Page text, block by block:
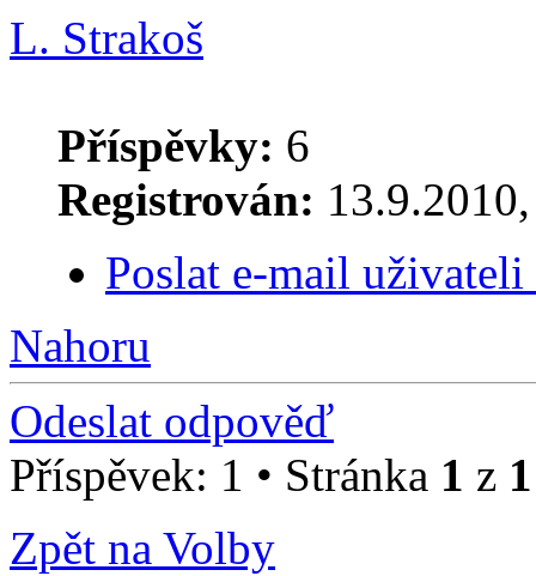
L. Strakoš
Příspěvky: 6
Registrován:
Poslat e-mail
Nahoru
Odeslat odpověď
Příspěvek: 1 • Stránka 1 z 1
Zpět na Volby